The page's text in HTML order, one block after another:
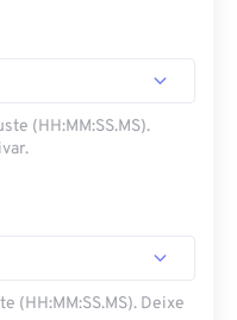
(HH:MM:SS.MS).
(HH:MM:SS.MS). Deixe